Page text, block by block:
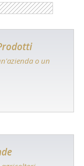
o un